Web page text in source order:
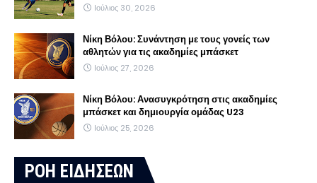
Ιούλιος 30, 2026
Νίκη Βόλου: Συνάντηση με τους γονείς των
αθλητών για τις ακαδημίες μπάσκετ
Ιούλιος 27, 2026
Νίκη Βόλου: Ανασυγκρότηση στις ακαδημίες
μπάσκετ και δημιουργία ομάδας U23
Ιούλιος 25, 2026
ΡΟΗ ΕΙΔΗΣΕΩΝ